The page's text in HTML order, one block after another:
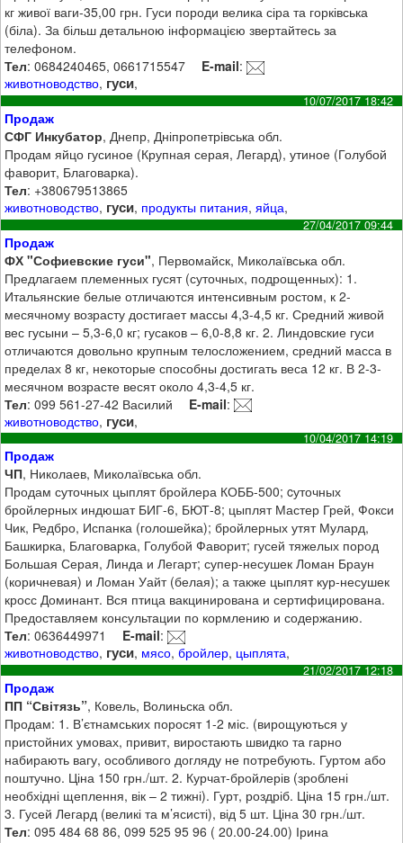
кг живої ваги-35,00 грн. Гуси породи велика сіра та горківська
(біла). За більш детальною інформацією звертайтесь за
телефоном.
Тел: 0684240465, 0661715547 E-mail:
животноводство, гуси,
10/07/2017 18:42
Продаж
СФГ Инкубатор, Днепр, Дніпропетрівська обл.
Продам яйцо гусиное (Крупная серая, Легард), утиное (Голубой
фаворит, Благоварка).
Тел: +380679513865
животноводство, гуси, продукты питания,яйца,
27/04/2017 09:44
Продаж
ФХ "Софиевские гуси", Первомайск, Миколаївська обл.
Предлагаем племенных гусят (суточных, подрощенных): 1.
Итальянские белые отличаются интенсивным ростом, к 2-
месячному возрасту достигает массы 4,3-4,5 кг. Средний живой
вес гусыни – 5,3-6,0 кг; гусаков – 6,0-8,8 кг. 2. Линдовские гуси
отличаются довольно крупным телосложением, средний масса в
пределах 8 кг, некоторые способны достигать веса 12 кг. В 2-3-
месячном возрасте весят около 4,3-4,5 кг.
Тел: 099 561-27-42 Василий E-mail:
животноводство, гуси,
10/04/2017 14:19
Продаж
ЧП, Николаев, Миколаївська обл.
Продам суточных цыплят бройлера КОББ-500; cуточных
бройлерных индюшат БИГ-6, БЮТ-8; цыплят Мастер Грей, Фокси
Чик, Редбро, Испанка (голошейка); бройлерных утят Мулард,
Башкирка, Благоварка, Голубой Фаворит; гусей тяжелых пород
Большая Серая, Линда и Легарт; супер-несушек Ломан Браун
(коричневая) и Ломан Уайт (белая); а также цыплят кур-несушек
кросс Доминант. Вся птица вакцинирована и сертифицирована.
Предоставляем консультации по кормлению и содержанию.
Тел: 0636449971 E-mail:
животноводство, гуси, мясо,бройлер, цыплята,
21/02/2017 12:18
Продаж
ПП “Світязь”, Ковель, Волиньска обл.
Продам: 1. В’єтнамських поросят 1-2 міс. (вирощуються у
пристойних умовах, привит, виростають швидко та гарно
набирають вагу, особливого догляду не потребують. Гуртом або
поштучно. Ціна 150 грн./шт. 2. Курчат-бройлерів (зроблені
необхідні щеплення, вік – 2 тижні). Гурт, роздріб. Ціна 15 грн./шт.
3. Гусей Легард (великі та м’ясисті), від 5 шт. Ціна 30 грн./шт.
Тел: 095 484 68 86, 099 525 95 96 ( 20.00-24.00) Ірина